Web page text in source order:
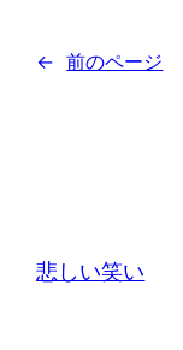
← 前のページ
悲しい笑い